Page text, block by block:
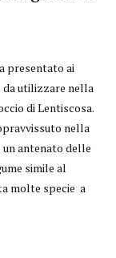
presentato ai
utilizzare nella
di Lentiscosa.
nella
antenato delle
simile al
molte specie a